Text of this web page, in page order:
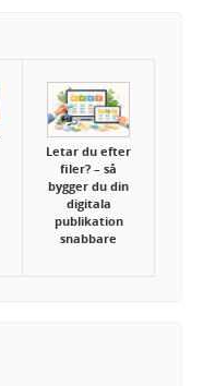
Letar du efter
filer? – så
bygger du din
digitala
publikation
snabbare